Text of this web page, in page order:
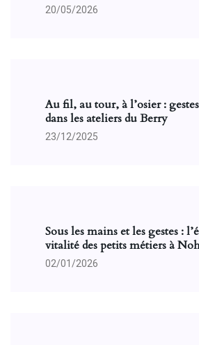
20/05/2026
Au fil, au tour, à l’osier :
dans les ateliers du Berry
23/12/2025
Sous les mains et les gestes :
vitalité des petits métiers à
02/01/2026